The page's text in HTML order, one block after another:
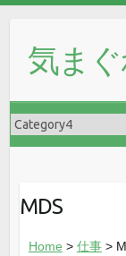
気ま
MDS
Home > 仕事>